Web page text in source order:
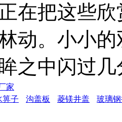
在把这些
动。小小
之中闪过
家
箅子 沟盖板 菱镁井盖 玻璃